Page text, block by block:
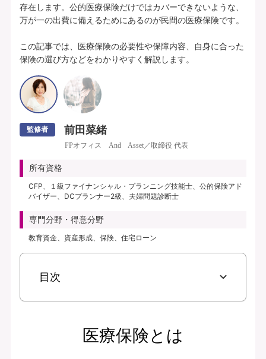
入院・手術・放射線治療、通院・先進医療
に備えられます。
豊富な特約ラインナップからお客さまのニ
ーズに合わせて保障を充実させることがで
きます。
あんしんパレット｜ていばん医療｜保険料払方タイプ：定額タイプ｜個別取扱
｜入院給付金日額5,000円（60日型）、通院給付金日額5,000円、手術・放射
線治療給付金特約 5万円(外来手術給付割合：100％)、総合先進医療特約付
き、保険料払込免除特約なし、初期入院10日給付特則付き、三大疾病支払日数
無制限延長特則付き | | 保険期間：終身（総合先進医療特約は10年） | 保険料
払込期間：終身（総合先進医療特約は10年） | 募集文書番号：AFH277-
2025-0355 2月17日(280217)
無料で相談予約
資料請求
存在します。公的医療保険だけではカバーできないような、
万が一の出費に備えるためにあるのが民間の医療保険です。
この記事では、医療保険の必要性や保障内容、自身に合った
保険の選び方などをわかりやすく解説します。
監修者 前田菜緒
FPオフィス And Asset／取締役 代表
所有資格
CFP、１級ファイナンシャル・プランニング技能士、公的保険アド
バイザー、DCプランナー2級、夫婦問題診断士
専門分野・得意分野
教育資金、資産形成、保険、住宅ローン
目次
医療保険とは